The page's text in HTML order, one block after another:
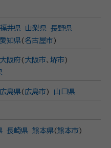
福井県 山梨県 長野県
愛知県( 名古屋市)
大阪府( 大阪市、 堺市)
広島県( 広島市) 山口県
長崎県 熊本県(熊本市)